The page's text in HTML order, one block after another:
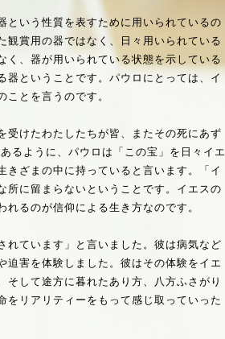
いう性質を表すために用いられているの
観賞用の器ではなく、日々用いられている
く、器が用いられている状態を示している
ということです。パウロにとっては、イ
ことを言うのです。
けたわたしたちが皆、またその死にあず
るように、パウロは「この宝」を日々イエ
きざまの中に持っていると言います。「イ
所に留まらないということです。イエスの
るのが信仰による生き方なのです。
ています」と言いました。彼は病気など
迫害を体験しました。彼はその体験をイエ
して途方に暮れたあり方、八方ふさがり
をリアリティーをもって感じ取っていった